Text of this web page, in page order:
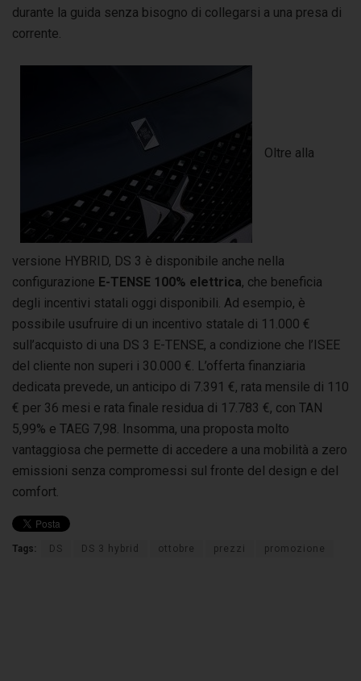
durante la guida senza bisogno di collegarsi a una presa di
corrente.
Oltre alla
versione HYBRID, DS 3 è disponibile anche nella
configurazione E-TENSE 100% elettrica, che beneficia
degli incentivi statali oggi disponibili. Ad esempio, è
possibile usufruire di un incentivo statale di 11.000 €
sull’acquisto di una DS 3 E-TENSE, a condizione che l’ISEE
del cliente non superi i 30.000 €. L’offerta finanziaria
dedicata prevede, un anticipo di 7.391 €, rata mensile di 110
€ per 36 mesi e rata finale residua di 17.783 €, con TAN
5,99% e TAEG 7,98. Insomma, una proposta molto
vantaggiosa che permette di accedere a una mobilità a zero
emissioni senza compromessi sul fronte del design e del
comfort.
Tags: DS DS 3 hybrid ottobre prezzi promozione